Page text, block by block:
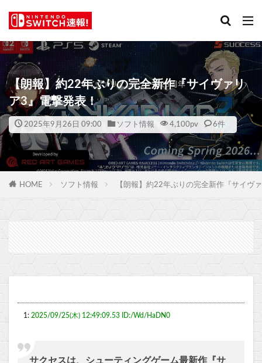
【朗報】約22年ぶりの完全新作『サイヴァリ
ア3』電撃発表！
2025年9月26日 09:00 ソフト情報 4,100pv 6件
HOME ソフト情報 【朗報】約22年ぶりの完全新作『サイヴ
1: 2025/09/25(木) 12:49:09.53 ID:/Wd/HaDN0
サクセスは、シューティングゲーム最新作『サ